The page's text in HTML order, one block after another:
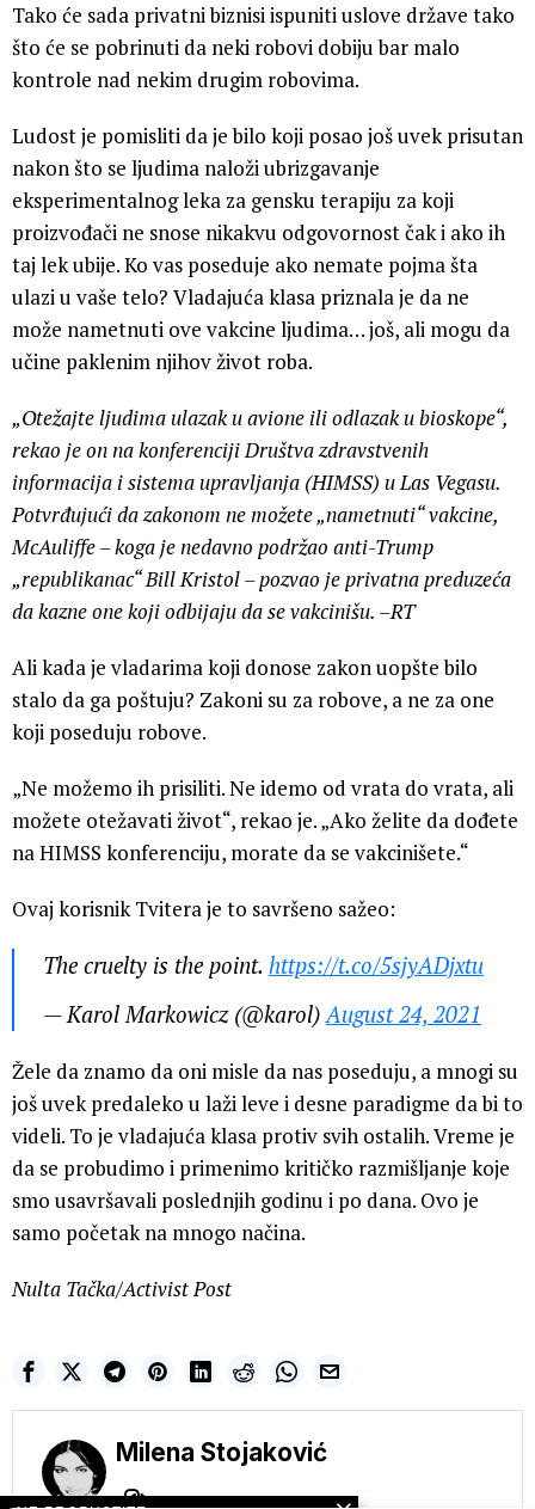
Tako će sada privatni biznisi ispuniti uslove države tako
što će se pobrinuti da neki robovi dobiju bar malo
kontrole nad nekim drugim robovima.
Ludost je pomisliti da je bilo koji posao još uvek prisutan
nakon što se ljudima naloži ubrizgavanje
eksperimentalnog leka za gensku terapiju za koji
proizvođači ne snose nikakvu odgovornost čak i ako ih
taj lek ubije. Ko vas poseduje ako nemate pojma šta
ulazi u vaše telo? Vladajuća klasa priznala je da ne
može nametnuti ove vakcine ljudima… još, ali mogu da
učine paklenim njihov život roba.
„Otežajte ljudima ulazak u avione ili odlazak u bioskope“,
rekao je on na konferenciji Društva zdravstvenih
informacija i sistema upravljanja (HIMSS) u Las Vegasu.
Potvrđujući da zakonom ne možete „nametnuti“ vakcine,
McAuliffe – koga je nedavno podržao anti-Trump
„republikanac“ Bill Kristol – pozvao je privatna preduzeća
da kazne one koji odbijaju da se vakcinišu. –RT
Ali kada je vladarima koji donose zakon uopšte bilo
stalo da ga poštuju? Zakoni su za robove, a ne za one
koji poseduju robove.
„Ne možemo ih prisiliti. Ne idemo od vrata do vrata, ali
možete otežavati život“, rekao je. „Ako želite da dođete
na HIMSS konferenciju, morate da se vakcinišete.“
Ovaj korisnik Tvitera je to savršeno sažeo:
The cruelty is the point. https://t.co/5sjyADjxtu
— Karol Markowicz (@karol)August 24, 2021
Žele da znamo da oni misle da nas poseduju, a mnogi su
još uvek predaleko u laži leve i desne paradigme da bi to
videli. To je vladajuća klasa protiv svih ostalih. Vreme je
da se probudimo i primenimo kritičko razmišljanje koje
smo usavršavali poslednjih godinu i po dana. Ovo je
samo početak na mnogo načina.
Nulta Tačka/Activist Post
Milena Stojaković